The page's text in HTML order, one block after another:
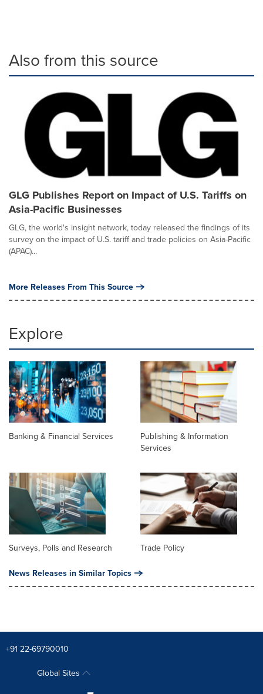
Also from this source
GLG Publishes Report on Impact of U.S. Tariffs on
Asia-Pacific Businesses
GLG, the world's insight network, today released the findings of its
survey on the impact of U.S. tariff and trade policies on Asia-Pacific
(APAC)...
More Releases From This Source
Explore
Banking & Financial Services
Publishing & Information
Services
Surveys, Polls and Research Trade Policy
News Releases in Similar Topics
+91 22-69790010
Global Sites